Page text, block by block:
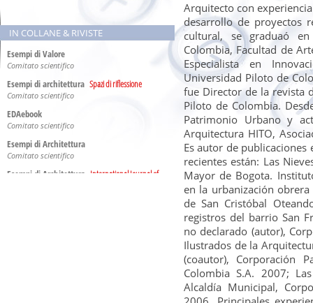
Convegno
Ingenieros y Arquitectos italianos en
Colombia
BOGOTà, lunedì 4 marzo 2019 - domenica, 10 marzo
2019
Ha presentato
Esposizione
Ingenieros y arquitetos italianos en
Colombia
CALI, giovedì 28 settembre 2017 - venerdì, 27 ottobre
2017
Ha coordinato
IN COLLANE & RIVISTE
Esempi di Valore
Comitato scientifico
Esempi di architettura Spazi di riflessione
Comitato scientifico
EDAebook
Comitato scientifico
Esempi di Architettura
Comitato scientifico
Esempi di Architettura International Journal of
Arquitecto con
desarrollo de proyectos
cultural, se graduaó
Colombia, Facultad de
Especialista en
Universidad Piloto de
fue Director de la revista
Piloto de Colombia.
Patrimonio Urbano y
Arquitectura HITO,
Es autor de
recientes están: Las
Mayor de Bogota.
en la urbanización
de San Cristóbal
registros del barrio San
no declarado (autor),
Ilustrados de la
(coautor), Corporación
Colombia S.A. 2007;
Alcaldía Municipal,